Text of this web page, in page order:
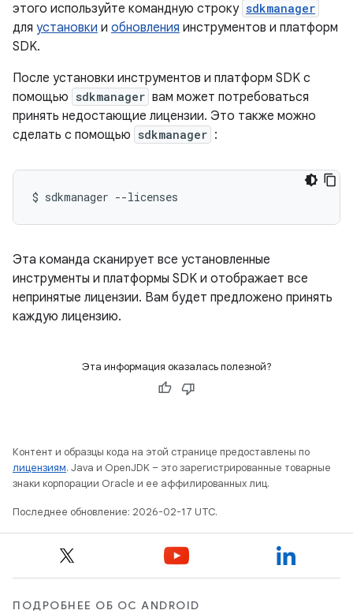
этого используйте командную строку sdkmanager
для установки и обновления инструментов и платформ
SDK.
После установки инструментов и платформ SDK с
помощью sdkmanager вам может потребоваться
принять недостающие лицензии. Это также можно
сделать с помощью sdkmanager :
$ sdkmanager --licenses
Эта команда сканирует все установленные
инструменты и платформы SDK и отображает все
непринятые лицензии. Вам будет предложено принять
каждую лицензию.
Эта информация оказалась полезной?
Контент и образцы кода на этой странице предоставлены по
лицензиям. Java и OpenJDK – это зарегистрированные товарные
знаки корпорации Oracle и ее аффилированных лиц.
Последнее обновление: 2026-02-17 UTC.
ПОДРОБНЕЕ ОБ ОС ANDROID